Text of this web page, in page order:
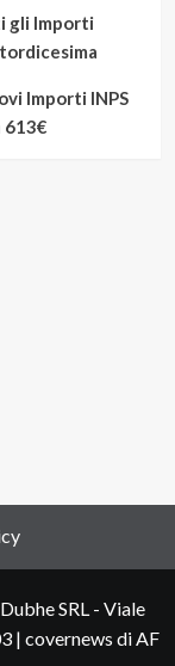
gli Importi
Importi INPS
613€
SRL - Viale
| covernews di AF